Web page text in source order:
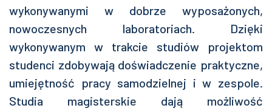
wykonywanymi w dobrze wyposażonych,
nowoczesnych laboratoriach. Dzięki
wykonywanym w trakcie studiów projektom
studenci zdobywają doświadczenie praktyczne,
umiejętność pracy samodzielnej i w zespole.
Studia magisterskie dają możliwość